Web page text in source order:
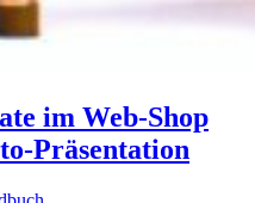
im Web-Shop
Präsentation